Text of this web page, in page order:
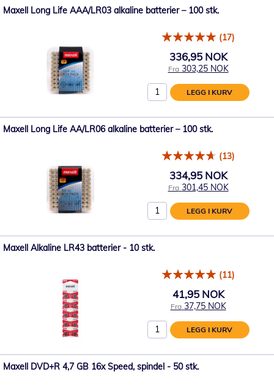
Maxell Long Life AAA/LR03 alkaline batterier – 100 stk.
(17)
336,95 NOK
Fra 303,25 NOK
LEGG I KURV
Maxell Long Life AA/LR06 alkaline batterier – 100 stk.
(13)
334,95 NOK
Fra 301,45 NOK
LEGG I KURV
Maxell Alkaline LR43 batterier - 10 stk.
(11)
41,95 NOK
Fra 37,75 NOK
LEGG I KURV
Maxell DVD+R 4,7 GB 16x Speed, spindel - 50 stk.